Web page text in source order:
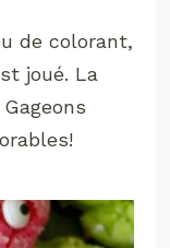
de colorant,
joué. La
Gageons